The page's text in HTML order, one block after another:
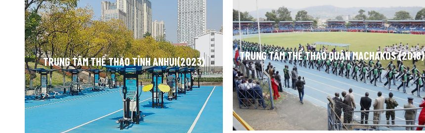
TRUNG TÂM THỂ THAO TỈNH ANHUI(2023) TRUNG TÂM THỂ THAO QUẬN MACHAKOS (2018)